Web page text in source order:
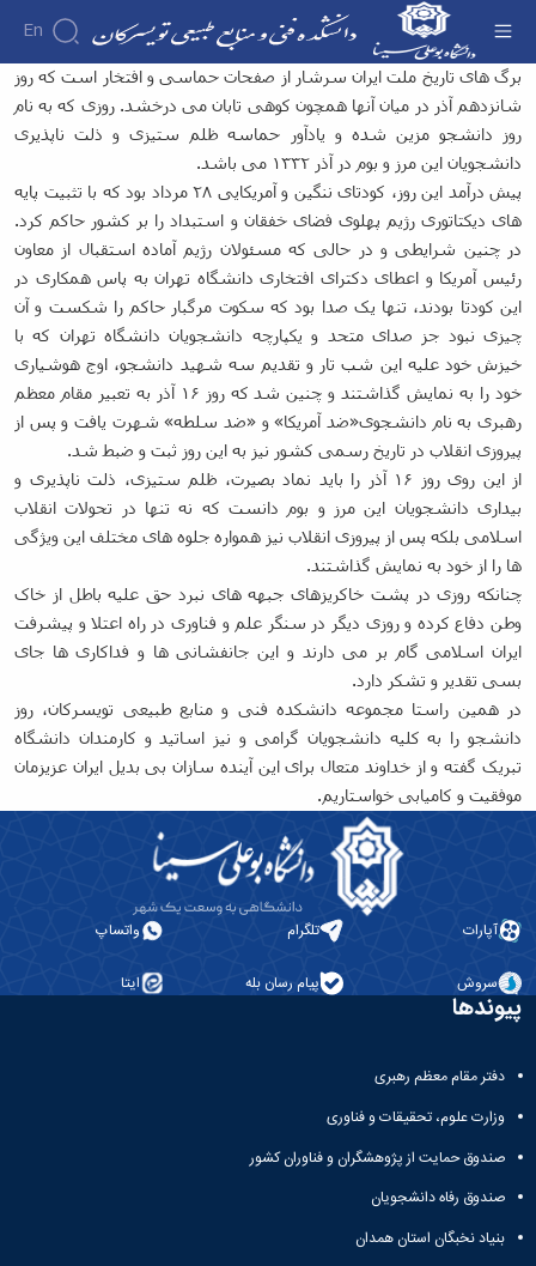
En
دانشکده
درباره
دانشکده
تاریخچه
ریاست
دانشکده
رؤسای
پیشین
آلبوم
عکس
اطلاعات
تماس
سازمان
دانشکده
معاونت
آموزشی
معاونت
پژوهشی
آموزش
آموزش
تقویم
آموزشی
دروس
ارائه
شده
دوره
کارشناسی
فرم
ها
و
آئین
نامه
ها
پژوهش
پژوهش
اولویت
های
پژوهشی
فرم
های
پژوهشی
کارگاه
ها
و
آزمایشگاه
نشریات
افراد
اساتید
اساتید
دانشکده
اساتید
بازنشسته
کارکنان
گروه
آموزشی
گروه
های
آموزشی
مهندسی
صنایع
مهندسی
صنایع
غذایی
مهندسی
فناوری
اطلاعات
روز دانشجو گرامی باد - دانشکده فنی و منابع
طبیعی تویسرکان
برگ های تاریخ ملت ایران سرشار از صفحات حماسی و افتخار است که روز
شانزدهم آذر در میان آنها همچون کوهی تابان می درخشد. روزی که به نام
روز دانشجو مزین شده و یادآور حماسه ظلم ستیزی و ذلت ناپذیری
دانشجویان این مرز و بوم در آذر ۱۳۳۲ می باشد.
پیش درآمد این روز، کودتای ننگین و آمریکایی ۲۸ مرداد بود که با تثبیت پایه
های دیکتاتوری رژیم پهلوی فضای خفقان و استبداد را بر کشور حاکم کرد.
در چنین شرایطی و در حالی که مسئولان رژیم آماده استقبال از معاون
رئیس آمریکا و اعطای دکترای افتخاری دانشگاه تهران به پاس همکاری در
این کودتا بودند، تنها یک صدا بود که سکوت مرگبار حاکم را شکست و آن
چیزی نبود جز صدای متحد و یکپارچه دانشجویان دانشگاه تهران که با
خیزش خود علیه این شب تار و تقدیم سه شهید دانشجو، اوج هوشیاری
خود را به نمایش گذاشتند و چنین شد که روز ۱۶ آذر به تعبیر مقام معظم
رهبری به نام دانشجوی«ضد آمریکا» و «ضد سلطه» شهرت یافت و پس از
پیروزی انقلاب در تاریخ رسمی کشور نیز به این روز ثبت و ضبط شد.
از این روی روز ۱۶ آذر را باید نماد بصیرت، ظلم ستیزی، ذلت ناپذیری و
بیداری دانشجویان این مرز و بوم دانست که نه تنها در تحولات انقلاب
اسلامی بلکه پس از پیروزی انقلاب نیز همواره جلوه های مختلف این ویژگی
ها را از خود به نمایش گذاشتند.
چنانکه روزی در پشت خاکریزهای جبهه های نبرد حق علیه باطل از خاک
وطن دفاع کرده و روزی دیگر در سنگر علم و فناوری در راه اعتلا و پیشرفت
ایران اسلامی گام بر می دارند و این جانفشانی ها و فداکاری ها جای
بسی تقدیر و تشکر دارد.
در همین راستا مجموعه دانشکده فنی و منابع طبیعی تویسرکان، روز
دانشجو را به کلیه دانشجویان گرامی و نیز اساتید و کارمندان دانشگاه
تبریک گفته و از خداوند متعال برای این آینده سازان بی بدیل ایران عزیزمان
موفقیت و کامیابی خواستاریم.
آپارات تلگرام واتساپ
سروش پیام رسان بله ایتا
پیوندها
دفتر مقام معظم رهبری
وزارت علوم، تحقیقات و فناوری
صندوق حمایت از پژوهشگران و فناوران کشور
صندوق رفاه دانشجویان
بنیاد نخبگان استان همدان